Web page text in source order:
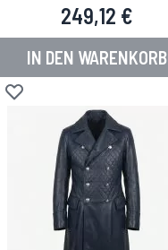
249,12 €
IN DEN WARENKORB
Zur Wunschliste hinzufügen